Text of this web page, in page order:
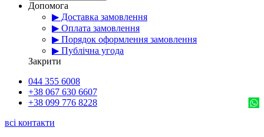
Допомога
▶ Доставка замовлення
▶ Оплата замовлення
▶ Порядок оформлення замовлення
▶ Публічна угода
Закрити
044 355 6008
+38 067 630 6607
+38 099 776 8228
всі контакти